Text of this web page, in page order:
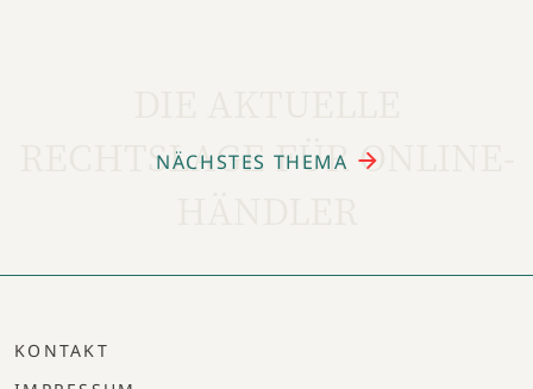
RECHTSLAGE FÜR ONLINE-
NÄCHSTES THEMA
KONTAKT